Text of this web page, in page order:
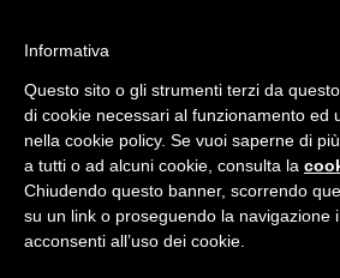
Il Blog del Garden Club
accetta l'uso dei cookies previsto
Fai clic per abilitare/
Google Analytics.
OK Privacy e
Informativa
Questo sito o gli strumenti terzi da
di cookie necessari al funzionamento ed
nella cookie policy. Se vuoi saperne di
a tutti o ad alcuni cookie, consulta la
Chiudendo questo banner, scorrendo
su un link o proseguendo la navigazione
acconsenti all’uso dei cookie.